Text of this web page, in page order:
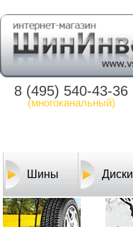
8 (495) 540-43-36
(многоканальный)
Шины Диски